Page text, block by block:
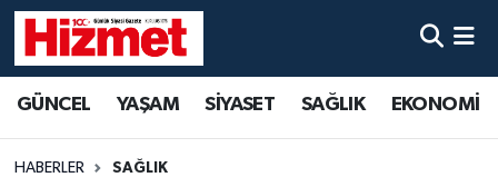
GÜNCEL YAŞAM SİYASET SAĞLIK EKONOMİ
HABERLER SAĞLIK
YAŞAM
Denizli Hava Durumu